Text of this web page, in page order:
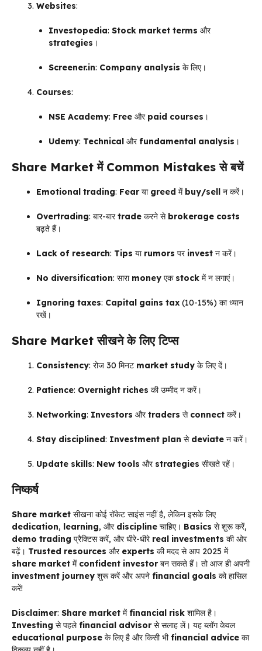
Websites:
Investopedia: Stock market terms और
strategies ।
Screener.in: Company analysis के लिए।
Courses:
NSE Academy: Free और paid courses ।
Udemy: Technical और fundamental analysis ।
Share Market में Common Mistakes से बचें
Emotional trading: Fearया greed में buy/sell न करें।
Overtrading: बार-बारtrade करने से brokerage costs
बढ़ते हैं।
Lack of research: Tips या rumors पर invest न करें।
No diversification: सारा money एक stock में न लगाएं।
Ignoring taxes: Capital gains tax (10-15%) का ध्यान
रखें।
Share Market सीखने के लिए टिप्स
Consistency: रोज 30 मिनट market study के लिए दें।
Patience: Overnight riches की उम्मीद न करें।
Networking: Investors औरtraders से connect करें।
Stay disciplined: Investment plan से deviate न करें।
Update skills: New tools और strategies सीखते रहें।
निष्कर्ष
Share market सीखना कोई रॉकेट साइंस नहीं है, लेकिन इसके लिए
dedication, learning, और discipline चाहिए। Basics से शुरू करें,
demo trading प्रैक्टिस करें, और धीरे-धीरे real investments की ओर
बढ़ें। Trusted resources और experts की मदद से आप 2025 में
share market में confident investorबन सकते हैं। तो आज ही अपनी
investment journey शुरू करें और अपने financial goals को हासिल
करें!
Disclaimer: Share market में financial risk शामिल है।
Investing से पहले financial advisorसे सलाह लें। यह ब्लॉग केवल
educational purpose के लिए है और किसी भी financial advice का